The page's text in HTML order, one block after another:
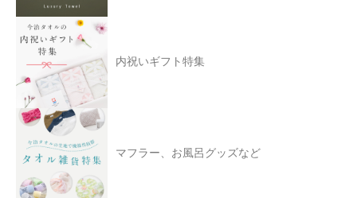
内祝いギフト特集
マフラー、お風呂グッズなど